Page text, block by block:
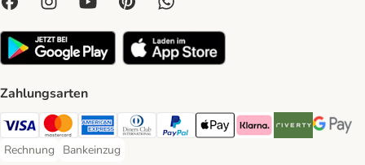
Zahlungsarten
Visa Payment Method
Mastercard Payment Method
American Express Payment Method
Diners Club Payment Method
PayPal Payment Method
Apple Pay Payment Method
Klarna Payment Method
Riverty Payment
Google
Rechnung
Rechnung Payment Method
Bankeinzug
Bankeinzug Payment Method